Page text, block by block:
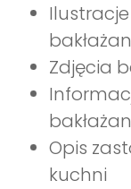
Zdjęcia
Opis
kuchni